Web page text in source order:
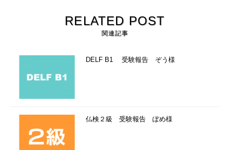
RELATED POST
関連記事
DELF B1 受験報告 ぞう様
仏検２級 受験報告 ぽめ様